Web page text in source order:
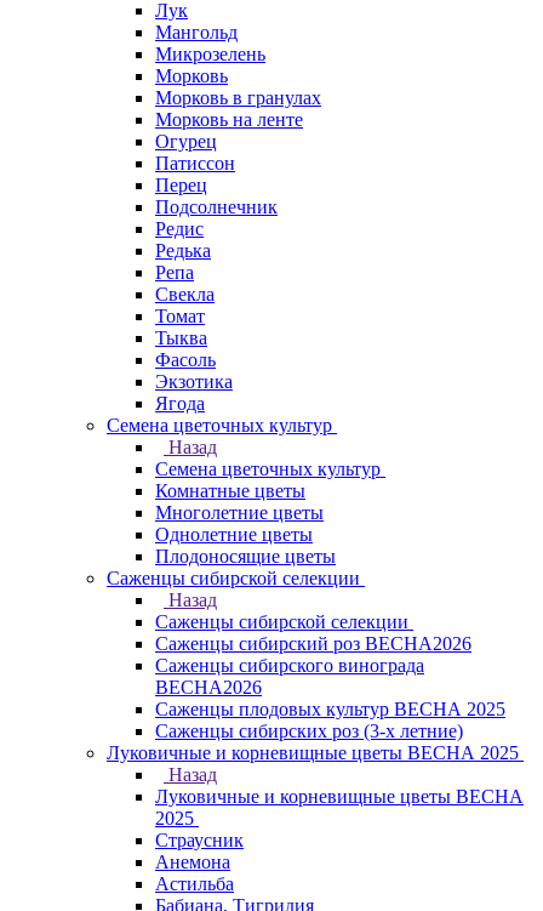
Лук
Мангольд
Микрозелень
Морковь
Морковь в гранулах
Морковь на ленте
Огурец
Патиссон
Перец
Подсолнечник
Редис
Редька
Репа
Свекла
Томат
Тыква
Фасоль
Экзотика
Ягода
Семена цветочных культур
Назад
Семена цветочных культур
Комнатные цветы
Многолетние цветы
Однолетние цветы
Плодоносящие цветы
Саженцы сибирской селекции
Назад
Саженцы сибирской селекции
Саженцы сибирский роз ВЕСНА2026
Саженцы сибирского винограда
ВЕСНА2026
Саженцы плодовых культур ВЕСНА 2025
Саженцы сибирских роз (3-х летние)
Луковичные и корневищные цветы ВЕСНА 2025
Назад
Луковичные и корневищные цветы ВЕСНА
2025
Страусник
Анемона
Астильба
Бабиана, Тигридия